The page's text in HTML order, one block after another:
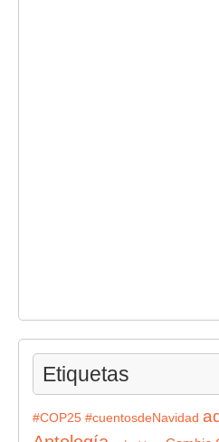
Etiquetas
#COP25 #cuentosdeNavidad